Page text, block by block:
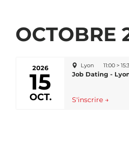
OCTOBRE
2026
15
OCT.
Lyon 11:00 >
Job Dating -
S'inscrire →